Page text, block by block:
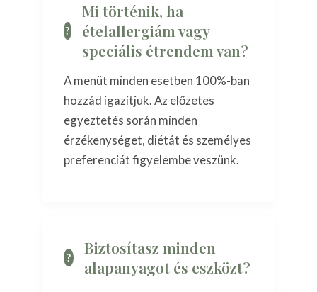
Mi történik, ha
ételallergiám vagy
speciális étrendem van?
A menüt minden esetben 100%-ban
hozzád igazítjuk. Az előzetes
egyeztetés során minden
érzékenységet, diétát és személyes
preferenciát figyelembe veszünk.
Biztosítasz minden
alapanyagot és eszközt?